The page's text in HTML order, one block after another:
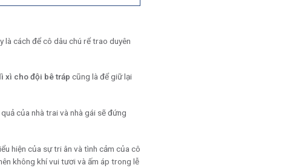
cách để cô dâu chú rể trao duyên
xì cho đội bê tráp cũng là để giữ lại
của nhà trai và nhà gái sẽ đứng
hiện của sự tri ân và tình cảm của cô
không khí vui tươi và ấm áp trong lễ